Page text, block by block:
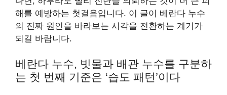
해를 예방하는 첫걸음입니다. 이 글이 베란다 누수
의 진짜 원인을 바라보는 시각을 전환하는 계기가
되길 바랍니다.
베란다 누수, 빗물과 배관 누수를 구분하
는 첫 번째 기준은 ‘습도 패턴’이다